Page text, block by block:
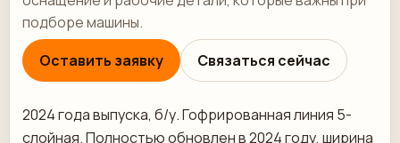
подборе машины.
Оставить заявку
Связаться сейчас
2024 года выпуска, б/у. Гофрированная линия 5-
слойная. Полностью обновлен в 2024 году, ширина